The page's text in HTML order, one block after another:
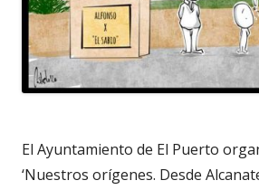
El Ayuntamiento de El Puerto
‘Nuestros orígenes. Desde